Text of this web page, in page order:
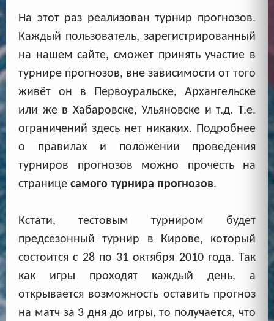
На этот раз реализован турнир прогнозов.
Каждый пользователь, зарегистрированный
на нашем сайте, сможет принять участие в
турнире прогнозов, вне зависимости от того
живёт он в Первоуральске, Архангельске
или же в Хабаровске, Ульяновске и т.д. Т.е.
ограничений здесь нет никаких. Подробнее
о правилах и положении проведения
турниров прогнозов можно прочесть на
странице самого турнира прогнозов.
Кстати, тестовым турниром будет
предсезонный турнир в Кирове, который
состоится с 28 по 31 октября 2010 года. Так
как игры проходят каждый день, а
открывается возможность оставить прогноз
на матч за 3 дня до игры, то получается, что